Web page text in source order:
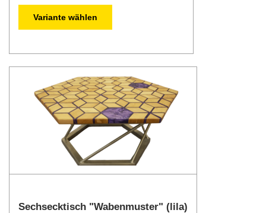
Variante wählen
Sechsecktisch "Wabenmuster" (lila)